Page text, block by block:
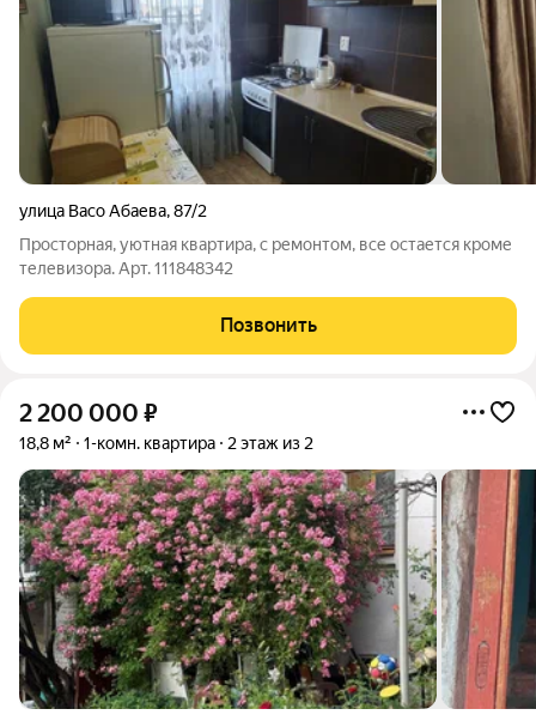
улица Васо Абаева,87/2
Просторная, уютная квартира, с ремонтом, все остается кроме
телевизора. Арт. 111848342
Позвонить
2 200 000 ₽
18,8 м² 1-комн. квартира 2 этаж из 2